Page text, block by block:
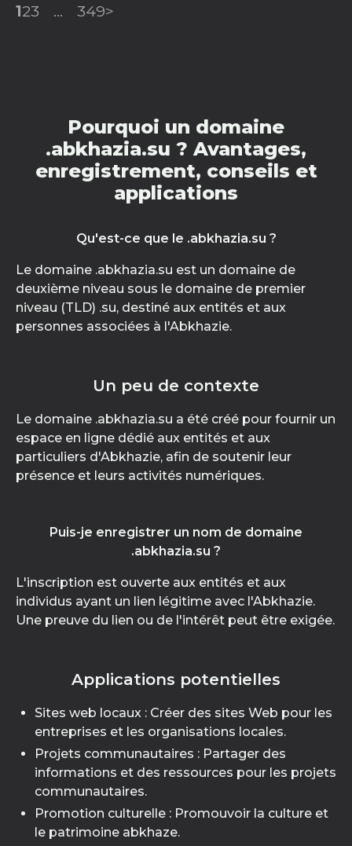
123 ... 349>
Pourquoi un domaine
.abkhazia.su ? Avantages,
enregistrement, conseils et
applications
Qu'est-ce que le .abkhazia.su ?
Le domaine .abkhazia.su est un domaine de
deuxième niveau sous le domaine de premier
niveau (TLD) .su, destiné aux entités et aux
personnes associées à l'Abkhazie.
Un peu de contexte
Le domaine .abkhazia.su a été créé pour fournir un
espace en ligne dédié aux entités et aux
particuliers d'Abkhazie, afin de soutenir leur
présence et leurs activités numériques.
Puis-je enregistrer un nom de domaine
.abkhazia.su ?
L'inscription est ouverte aux entités et aux
individus ayant un lien légitime avec l'Abkhazie.
Une preuve du lien ou de l'intérêt peut être exigée.
Applications potentielles
Sites web locaux : Créer des sites Web pour les
entreprises et les organisations locales.
Projets communautaires : Partager des
informations et des ressources pour les projets
communautaires.
Promotion culturelle : Promouvoir la culture et
le patrimoine abkhaze.